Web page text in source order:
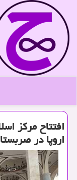
افتتاح مركز
اروپا در